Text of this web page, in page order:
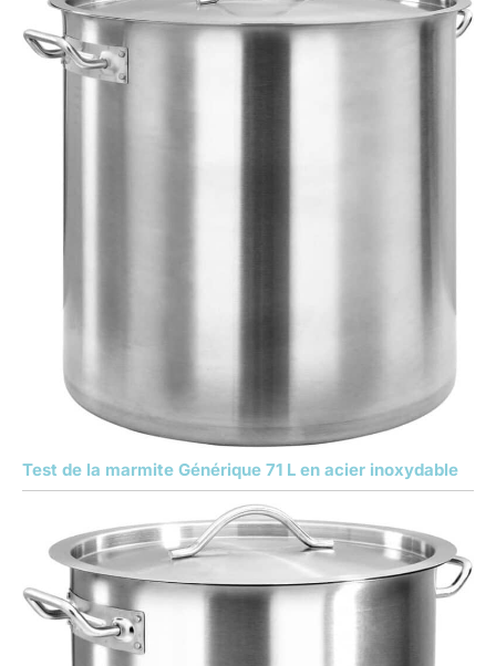
Test de la marmite Générique 71 L en acier inoxydable